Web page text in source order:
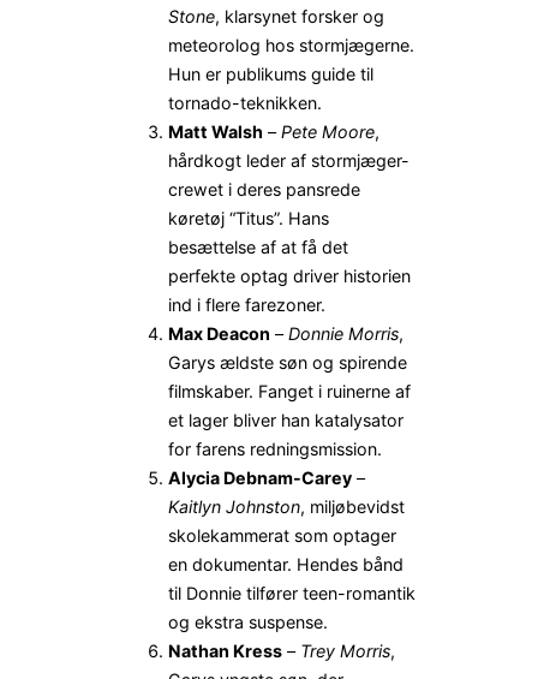
Stone, klarsynet forsker og
meteorolog hos stormjægerne.
Hun er publikums guide til
tornado-teknikken.
Matt Walsh –Pete Moore,
hårdkogt leder af stormjæger-
crewet i deres pansrede
køretøj “Titus”. Hans
besættelse af at få det
perfekte optag driver historien
ind i flere farezoner.
Max Deacon –Donnie Morris,
Garys ældste søn og spirende
filmskaber. Fanget i ruinerne af
et lager bliver han katalysator
for farens redningsmission.
Alycia Debnam-Carey –
Kaitlyn Johnston, miljøbevidst
skolekammerat som optager
en dokumentar. Hendes bånd
til Donnie tilfører teen-romantik
og ekstra suspense.
Nathan Kress – Trey Morris,